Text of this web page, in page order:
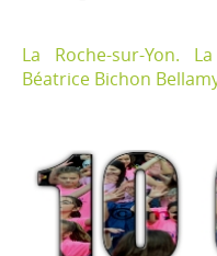
La Roche-sur-Yon.
Béatrice Bichon